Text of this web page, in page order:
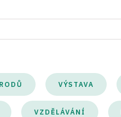
VÝSTAVA
VZDĚLÁVÁNÍ